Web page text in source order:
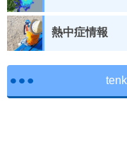
熱中症情報